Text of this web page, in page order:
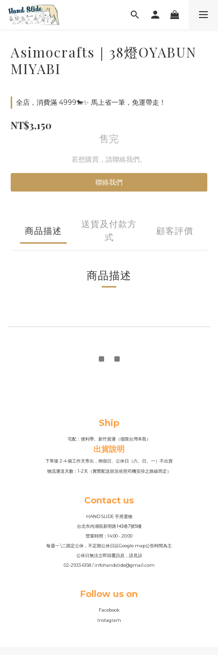
Asimocrafts｜38燈OYABUN
MIYABI
全店，消費滿 4999🐎✨ 馬上省一筆，免運帶走！
NT$3,150
售完
若想購買，請聯絡我們。
聯絡我們
商品描述
送貨及付款方
式
顧客評價
商品描述
Ship
宅配：便利帶、新竹貨運（僅限台灣本島）
出貨說明
下單後 2-4 個工作天寄出，例假日、公休日（六、日、一）不出貨
物流運送天數：1-2天（實際配送狀況依照司機安排之路線而定）
Contact us
HAND SLIDE 手滑選物
台北市內湖區新明路143巷7號5樓
營業時間：14:00 - 20:00
每週一 \二固定公休，不定期公休日以Google map公告時間為主
公休日無法立即回覆訊息，請見諒
02-2933-6158 / infohandslide@gmail.com
Follow us on
Facebook
Instagram